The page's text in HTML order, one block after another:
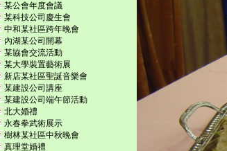
某公會年度會議
某科技公司慶生會
中和某社區跨年晚會
內湖某公司開幕
某協會交流活動
某大學裝置藝術展
新店某社區聖誕音樂會
某建設公司講座
某建設公司端午節活動
北大婚禮
永春拳武術展示
樹林某社區中秋晚會
真理堂婚禮